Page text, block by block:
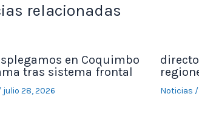
relacionadas
en Coquimbo
tras sistema frontal
julio 28, 2026 Noticias /